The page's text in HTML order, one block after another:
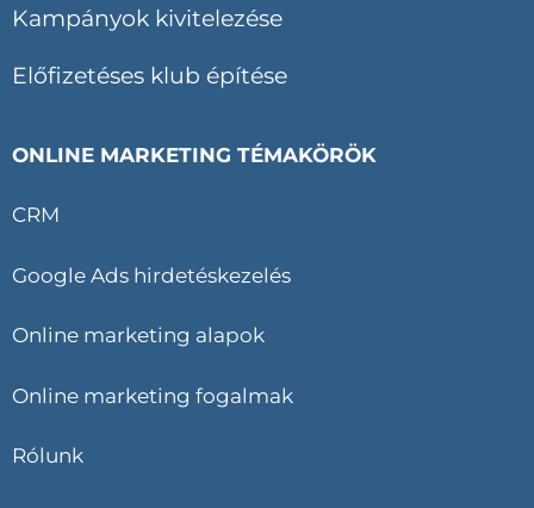
Kampányok kivitelezése
Előfizetéses klub építése
ONLINE MARKETING TÉMAKÖRÖK
CRM
Google Ads hirdetéskezelés
Online marketing alapok
Online marketing fogalmak
Rólunk